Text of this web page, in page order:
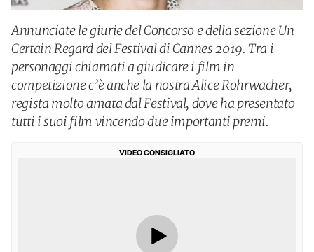
Annunciate le giurie del Concorso e della sezione Un
Certain Regard del Festival di Cannes 2019. Tra i
personaggi chiamati a giudicare i film in
competizione c’è anche la nostra Alice Rohrwacher,
regista molto amata dal Festival, dove ha presentato
tutti i suoi film vincendo due importanti premi.
VIDEO CONSIGLIATO